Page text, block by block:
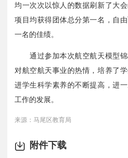
均一次次以惊人的数据刷新了大
项目均获得团体总分第一名，自
一名的佳绩。
通过参加本次航空航天模型锦
对航空航天事业的热情，培养了
进学生科学素养的不断提高，进
工作的发展。
来源：马尾区教育局
附件下载